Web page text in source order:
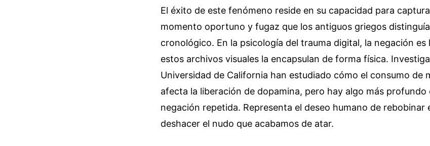
El éxito de este fenómeno reside en su capacidad para
momento oportuno y fugaz que los antiguos griegos
cronológico. En la psicología del trauma digital, la negación es
estos archivos visuales la encapsulan de forma física.
Universidad de California han estudiado cómo el consumo de
afecta la liberación de dopamina, pero hay algo más profundo
negación repetida. Representa el deseo humano de rebobinar
deshacer el nudo que acabamos de atar.